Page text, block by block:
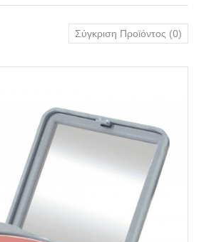
Σύγκριση Προϊόντος (0)